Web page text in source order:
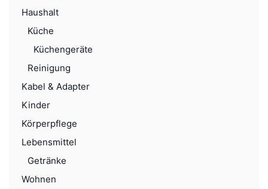
Haushalt
Küche
Küchengeräte
Reinigung
Kabel & Adapter
Kinder
Körperpflege
Lebensmittel
Getränke
Wohnen